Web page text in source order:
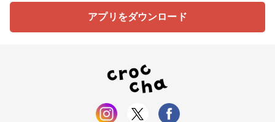
アプリをダウンロード